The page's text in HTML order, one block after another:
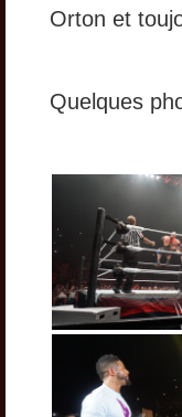
Orton et
Quelques